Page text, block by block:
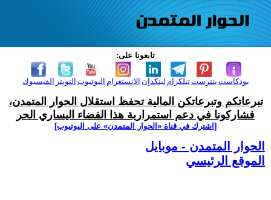
تابعونا على:
الفيسبوك التويتر اليوتيوب الانستغرام لينكدإن تيلكرامبنترست بودكاست
تبرعاتكم وتبرعاتكن المالية تحفظ استقلال الحوار المتمدن،
فشاركونا في دعم استمرارية هذا الفضاء اليساري الحر
[اشترك في قناة ‫«الحوار المتمدن» على اليوتيوب]
الحوار المتمدن - موبايل
الموقع الرئيسي